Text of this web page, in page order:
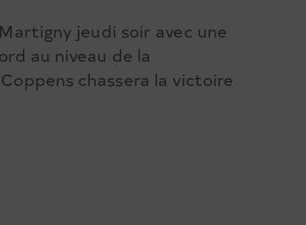
jeudi soir avec une
au niveau de la
chassera la victoire